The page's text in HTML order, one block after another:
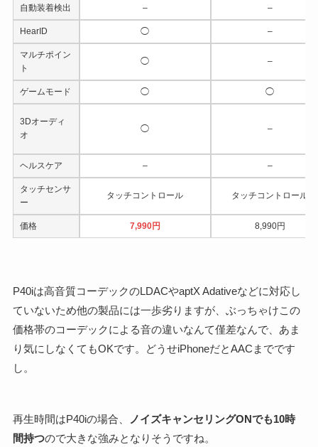
自動装着検出 – –
HearID ◯ –
マルチポイン
ト
◯ –
ゲームモード ◯ ◯
3Dオーディ
オ
◯ –
ヘルスケア – –
タッチセンサ
ー
タッチコントロール タッチコントロール
価格 7,990円 8,990円
P40iは高音質コーデックのLDACやaptX Adativeなどに対応し
ていないため他の製品には一歩劣りますが、ぶっちゃけこの
価格帯のコーデックによる音の違いなんて僅差なんで、あま
り気にしなくてもOKです。どうせiPhoneだとAACまでです
し。
再生時間はP40iの場合、
ノイズキャンセリングONでも10時
間持つので大きな強みとなりそうですね。